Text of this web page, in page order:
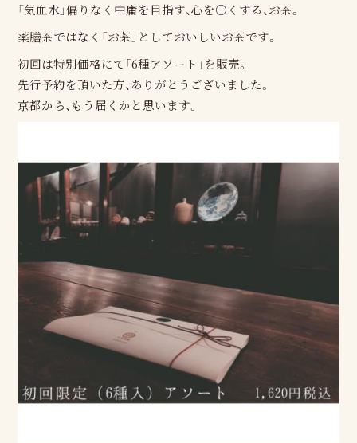
「気血水」偏りなく中庸を目指す、心を○くする、お茶。
薬膳茶ではなく「お茶」としておいしいお茶です。
初回は特別価格にて「6種アソート」を販売。
先行予約を頂いた方、ありがとうございました。
京都から、もう届くかと思います。